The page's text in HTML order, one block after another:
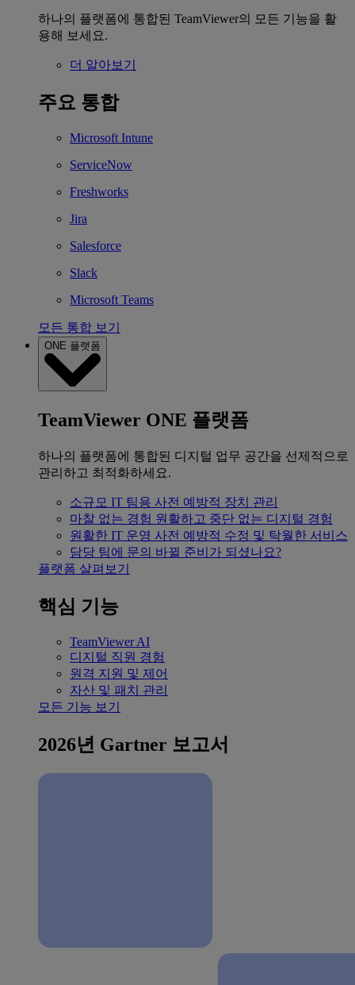
하나의 플랫폼에 통합된 TeamViewer의 모든 기능을 활
용해 보세요.
더 알아보기
주요 통합
Microsoft Intune
ServiceNow
Freshworks
Jira
Salesforce
Slack
Microsoft Teams
모든 통합 보기
ONE 플랫폼
TeamViewer ONE 플랫폼
하나의 플랫폼에 통합된 디지털 업무 공간을 선제적으로
관리하고 최적화하세요.
소규모 IT 팀용 사전 예방적 장치 관리
마찰 없는 경험 원활하고 중단 없는 디지털 경험
원활한 IT 운영 사전 예방적 수정 및 탁월한 서비스
담당 팀에 문의 바뀔 준비가 되셨나요?
플랫폼 살펴보기
핵심 기능
TeamViewer AI
디지털 직원 경험
원격 지원 및 제어
자산 및 패치 관리
모든 기능 보기
2026년 Gartner 보고서